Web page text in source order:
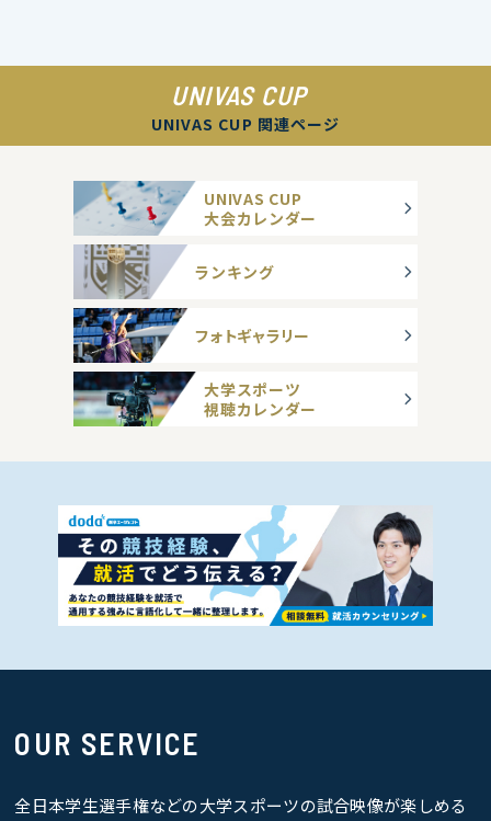
UNIVAS CUP
UNIVAS CUP 関連ページ
UNIVAS CUP
大会カレンダー
ランキング
フォトギャラリー
大学スポーツ
視聴カレンダー
OUR SERVICE
全日本学生選手権などの大学スポーツの試合映像が楽しめる